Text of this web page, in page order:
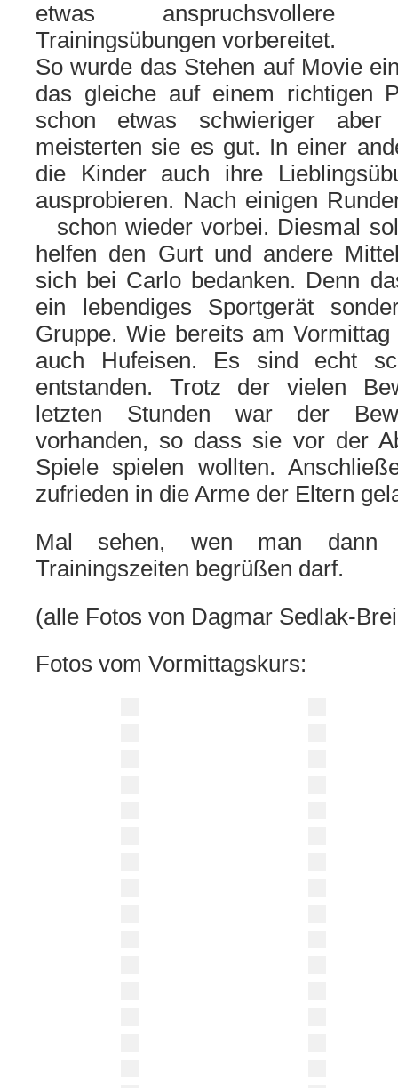
etwas anspruchsvollere
Trainingsübungen vorbereitet.
So wurde das Stehen auf Movie
das gleiche auf einem richtigen
schon etwas schwieriger
meisterten sie es gut. In einer
die Kinder auch ihre
ausprobieren. Nach einigen
schon wieder vorbei. Diesmal
helfen den Gurt und andere
sich bei Carlo bedanken. Denn
ein lebendiges Sportgerät
Gruppe. Wie bereits am
auch Hufeisen. Es sind echt
entstanden. Trotz der vielen
letzten Stunden war der
vorhanden, so dass sie vor der
Spiele spielen wollten.
zufrieden in die Arme der Eltern
Mal sehen, wen man dann
Trainingszeiten begrüßen darf.
(alle Fotos von Dagmar Sedlak-
Fotos vom Vormittagskurs: